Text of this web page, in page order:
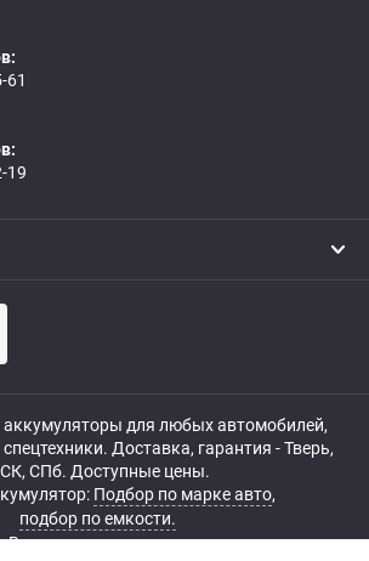
61
19
аккумуляторы для любых автомобилей,
Доставка, гарантия - Тверь,
СПб. Доступные цены.
Подбор по марке авто,
подбор по емкости.
Все права защищены.